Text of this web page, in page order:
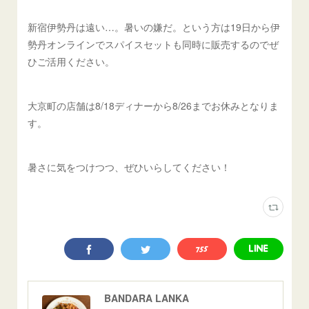
新宿伊勢丹は遠い…。暑いの嫌だ。という方は19日から伊
勢丹オンラインでスパイスセットも同時に販売するのでぜ
ひご活用ください。
大京町の店舗は8/18ディナーから8/26までお休みとなりま
す。
暑さに気をつけつつ、ぜひいらしてください！
BANDARA LANKA